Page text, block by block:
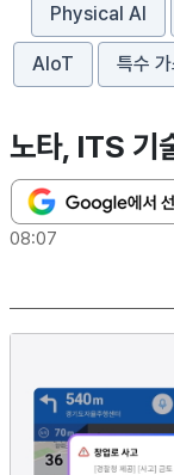
Physical AI
AIoT 특수
노타, ITS 기
08:07